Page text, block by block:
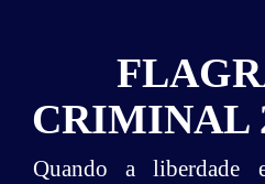
CRIMINAL
Quando a liberdade